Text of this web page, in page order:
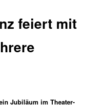
feiert mit
Jubiläum im Theater-